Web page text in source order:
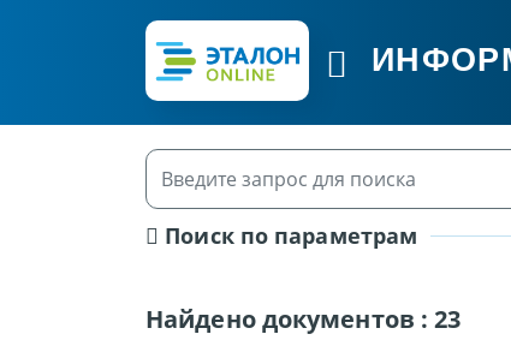
Поиск по параметрам
Найдено документов :23